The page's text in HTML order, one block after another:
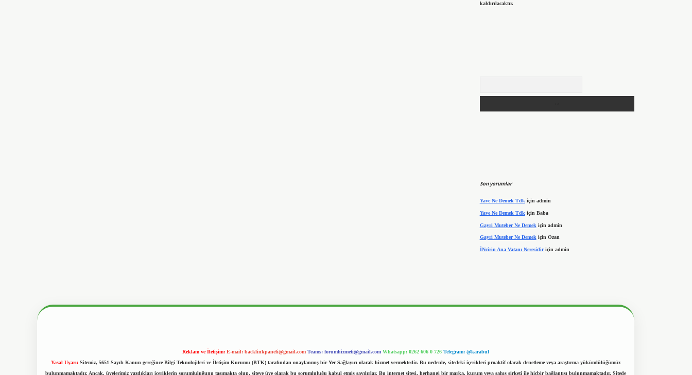
kaldırılacaktır.
Son yorumlar
Yave Ne Demek Tdkiçin admin
Yave Ne Demek Tdk için Baba
Gayri Muteber Ne Demek için admin
Gayri Muteber Ne Demek için Ozan
İNcirin Ana Vatanı Neresidiriçin admin
Reklam ve İletişim: E-mail: backlinkpaneli@gmail.com Teams: forumhizmeti@gmail.com Whatsapp: 0262 606 0 726 Telegram: @karabul
Yasal Uyarı: Sitemiz, 5651 Sayılı Kanun gereğince Bilgi Teknolojileri ve İletişim Kurumu (BTK) tarafından onaylanmış bir Yer Sağlayıcı olarak hizmet vermektedir. Bu nedenle, sitedeki içerikleri proaktif olarak denetleme veya araştırma yükümlülüğümüz
bulunmamaktadır. Ancak, üyelerimiz yazdıkları içeriklerin sorumluluğunu taşımakta olup, siteye üye olarak bu sorumluluğu kabul etmiş sayılırlar. Bu internet sitesi, herhangi bir marka, kurum veya şahıs şirketi ile hiçbir bağlantısı bulunmamaktadır. Sitede